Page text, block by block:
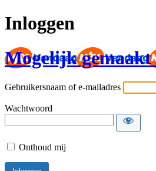
Inloggen
Mogelijk gemaakt
Gebruikersnaam of e-mailadres
Wachtwoord
Onthoud mij